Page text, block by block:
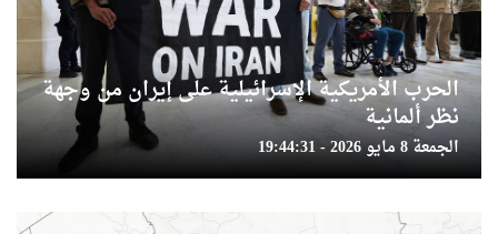
الحرب الأمريكية الإسرائيلية على إيران من وجهة
نظر ألمانية
الجمعة 8 مايو 2026 - 19:44:31